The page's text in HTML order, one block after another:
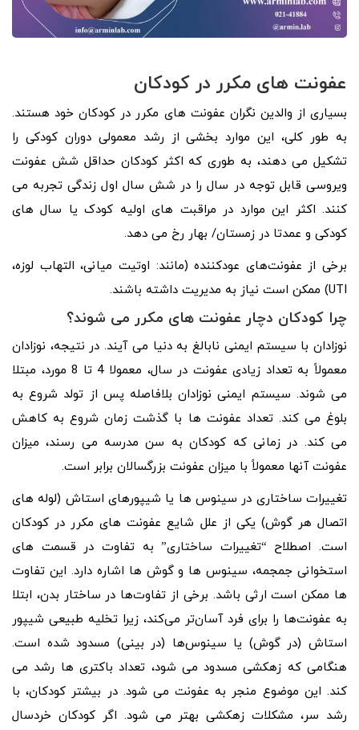
عفونت های مکرر در کودکان
بسیاری از والدین نگران عفونت های مکرر در کودکان خود هستند.
به طور کلی، این موارد بخشی از رشد معمولی دوران کودکی را
تشکیل می دهند، به طوری که اکثر کودکان حداقل شش عفونت
ویروسی قابل توجه در سال را در شش سال اول زندگی تجربه می
کنند. اکثر این موارد در مراقبت های اولیه کودک یا سال های
کودکی و عمدتا در زمستان/ بهار رخ می دهد.
برخی از عفونت‌های عودکننده (مانند: اوتیت میانی، التهاب لوزه،
UTI) ممکن است نیاز به مدیریت داشته باشند.
چرا کودکان دچار عفونت های مکرر می شوند؟
نوزادان با سیستم ایمنی نابالغ به دنیا می آیند. در نتیجه، نوزادان
معمولاً به تعداد زیادی عفونت در سال، معمولا 4 تا 8 مورد، مبتلا
می شوند. سیستم ایمنی نوزادان بلافاصله پس از تولد شروع به
بلوغ می کند. تعداد عفونت ها با گذشت زمان شروع به کاهش
می کند. در زمانی که کودکان به سن مدرسه می رسند، میزان
عفونت آنها معمولاً با میزان عفونت بزرگسالان برابر است.
تغییرات ساختاری در سینوس ها یا شیپورهای استاش (لوله های
اتصال هر گوش) یکی از علل شایع عفونت های مکرر در کودکان
است. اصطلاح “تغییرات ساختاری” به تفاوت در قسمت های
استخوانی جمجمه، سینوس ها و گوش ها اشاره دارد. این تفاوت
ها ممکن است ارثی باشد. برخی از تفاوت‌ها در ساختار بدن، ابتلا
به عفونت‌ها را برای فرد آسان‌تر می‌کند، زیرا تخلیه طبیعی شیپور
استاش (در گوش) یا سینوس‌ها (در بینی) مسدود شده است.
هنگامی که زهکشی مسدود می شود، تعداد باکتری ها رشد می
کند. این موضوع منجر به عفونت می شود. در بیشتر کودکان، با
رشد سر، مشکلات زهکشی بهتر می شود. اگر کودکان خردسال